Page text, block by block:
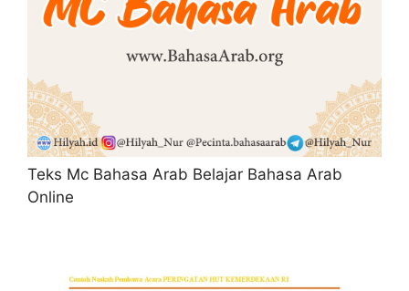
Teks Mc Bahasa Arab Belajar Bahasa Arab
Online